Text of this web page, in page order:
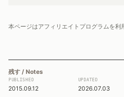
本ページはアフィリエイトプログラムを利
残す / Notes
PUBLISHED
2015.09.12
UPDATED
2026.07.03